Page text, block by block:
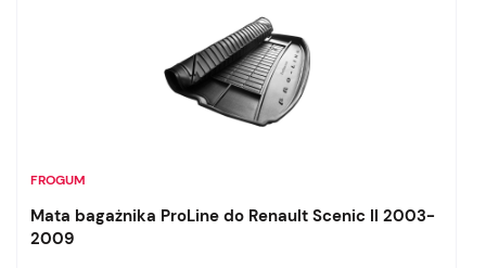
FROGUM
Mata bagażnika ProLine do Renault Scenic II 2003-
2009